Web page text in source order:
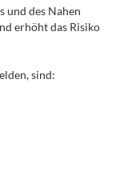
und des Nahen
erhöht das Risiko
sind: